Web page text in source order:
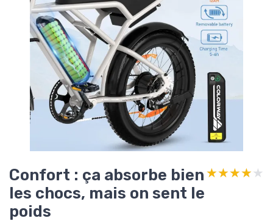
Confort : ça absorbe bien
les chocs, mais on sent le
poids
★★★★★
★★★★★